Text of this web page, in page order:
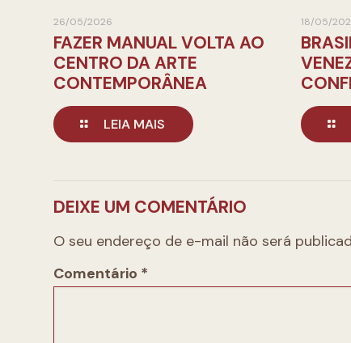
26/05/2026
FAZER MANUAL VOLTA AO
CENTRO DA ARTE
CONTEMPORÂNEA
LEIA MAIS
18/05/
DEIXE UM COMENTÁRIO
O seu endereço de e-mail não será
Comentário *